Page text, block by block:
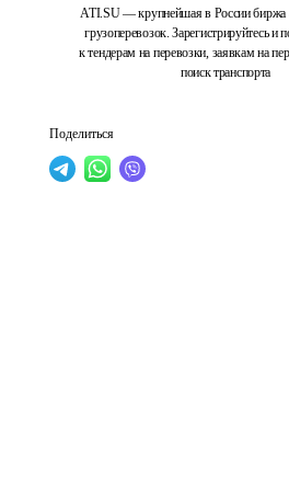
ATI.SU — крупнейшая в России биржа
грузоперевозок. Зарегистрируйтесь и
к тендерам на перевозки, заявкам на
поиск транспорта
Поделиться